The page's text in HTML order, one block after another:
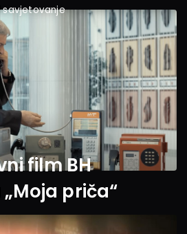
savjetovanje
film BH
priča“